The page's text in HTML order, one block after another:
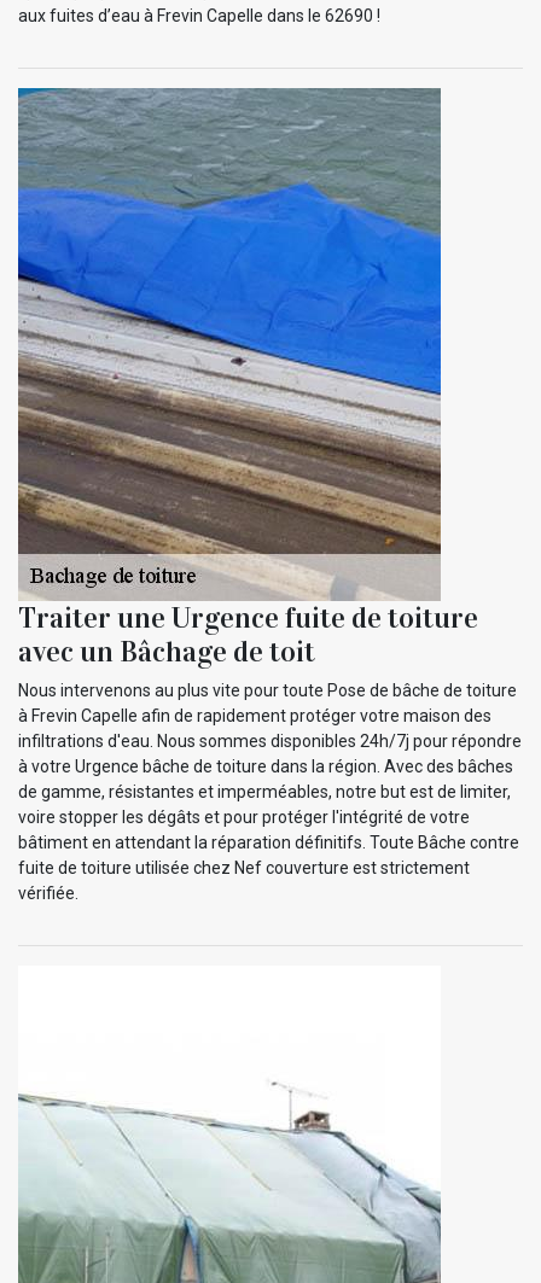
aux fuites d’eau à Frevin Capelle dans le 62690 !
Traiter une Urgence fuite de toiture
avec un Bâchage de toit
Nous intervenons au plus vite pour toute Pose de bâche de toiture
à Frevin Capelle afin de rapidement protéger votre maison des
infiltrations d'eau. Nous sommes disponibles 24h/7j pour répondre
à votre Urgence bâche de toiture dans la région. Avec des bâches
de gamme, résistantes et imperméables, notre but est de limiter,
voire stopper les dégâts et pour protéger l'intégrité de votre
bâtiment en attendant la réparation définitifs. Toute Bâche contre
fuite de toiture utilisée chez Nef couverture est strictement
vérifiée.